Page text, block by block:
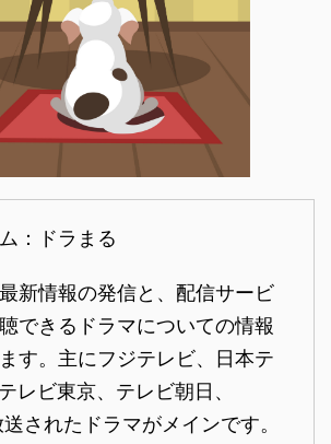
：ドラまる
新情報の発信と、配信サービ
できるドラマについての情報
す。主にフジテレビ、日本テ
レビ東京、テレビ朝日、
されたドラマがメインです。